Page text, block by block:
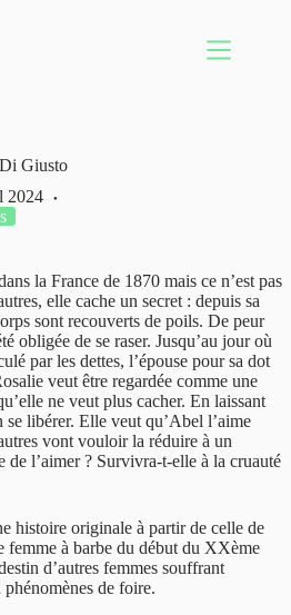
Giusto
2024
la France de 1870 mais ce n’est pas
elle cache un secret : depuis sa
sont recouverts de poils. De peur
obligée de se raser. Jusqu’au jour où
par les dettes, l’épouse pour sa dot
veut être regardée comme une
ne veut plus cacher. En laissant
se libérer. Elle veut qu’Abel l’aime
vont vouloir la réduire à un
de l’aimer ? Survivra-t-elle à la cruauté
histoire originale à partir de celle de
femme à barbe du début du XXème
d’autres femmes souffrant
de foire.